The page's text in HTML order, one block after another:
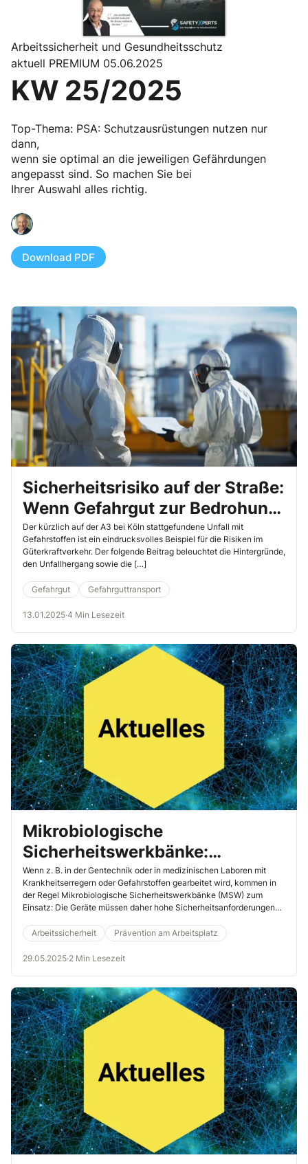
Arbeitssicherheit und Gesundheitsschutz
aktuell PREMIUM 05.06.2025
KW 25/2025
Top-Thema: PSA: Schutzausrüstungen nutzen nur
dann,
wenn sie optimal an die jeweiligen Gefährdungen
angepasst sind. So machen Sie bei
Ihrer Auswahl alles richtig.
Download PDF
Sicherheitsrisiko auf der Straße:
Wenn Gefahrgut zur Bedrohung
wird
Der kürzlich auf der A3 bei Köln stattgefundene Unfall mit
Gefahrstoffen ist ein eindrucksvolles Beispiel für die Risiken im
Güterkraftverkehr. Der folgende Beitrag beleuchtet die Hintergründe,
den Unfallhergang sowie die […]
Gefahrgut Gefahrguttransport
13.01.2025·4 Min Lesezeit
Mikrobiologische
Sicherheitswerkbänke:
Beachten Sie beim Kauf diese
Anforderungen
Wenn z. B. in der Gentechnik oder in medizinischen Laboren mit
Krankheitserregern oder Gefahrstoffen gearbeitet wird, kommen in
der Regel Mikrobiologische Sicherheitswerkbänke (MSW) zum
Einsatz: Die Geräte müssen daher hohe Sicherheitsanforderungen
sollten, damit Ihre Kollegen ohne vermeidbare Gesundheitsgefahren
damit arbeiten können.
Arbeitssicherheit Prävention am Arbeitsplatz
29.05.2025·2 Min Lesezeit